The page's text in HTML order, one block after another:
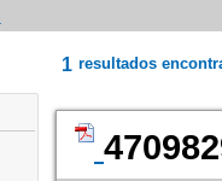
1 resultados